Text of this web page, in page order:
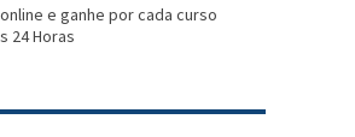
e ganhe por cada curso
24 Horas